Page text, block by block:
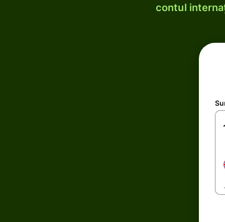
contul